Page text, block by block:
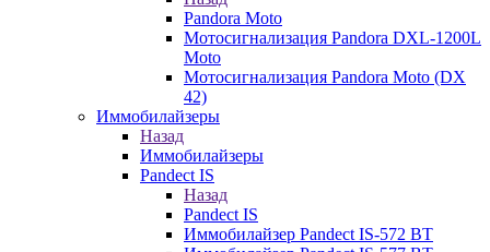
Pandora Moto
Мотосигнализация Pandora DXL-1200L
Moto
Мотосигнализация Pandora Moto (DX
42)
Иммобилайзеры
Назад
Иммобилайзеры
Pandect IS
Назад
Pandect IS
Иммобилайзер Pandect IS-572 BT